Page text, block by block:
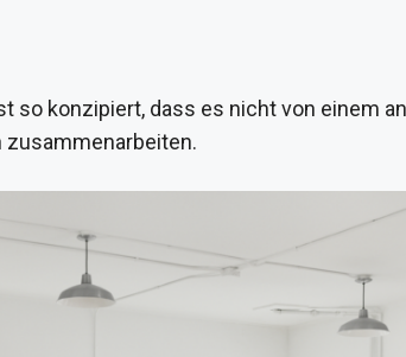
so konzipiert, dass es nicht von einem
zusammenarbeiten.